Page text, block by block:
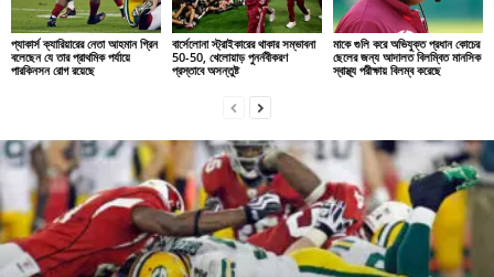
প্যাকার্স ক্যারিয়ারের নেতা আহমান গ্রিন
বলেছেন যে তার প্রাথমিক পর্যায়ে
পারকিনসন রোগ রয়েছে
বার্সেলোনা স্ট্রাইকারের থাকার সম্ভাবনা
50-50, খেলোয়াড় পুনর্নবীকরণ
প্রস্তাবে অসন্তুষ্ট
মাকে গুলি করে অভিযুক্ত প্রধান কোচের
ছেলের জন্য আদালত বিলম্বিত মানসিক
স্বাস্থ্য পরীক্ষায় বিলম্ব করেছে